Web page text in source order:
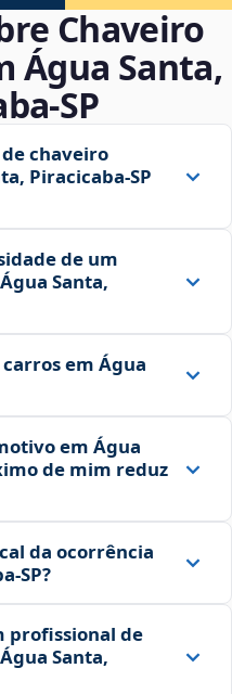
Chaveiro
Água Santa,
chaveiro
Piracicaba‑SP
de um
Santa,
em Água
em Água
de mim reduz
da ocorrência
profissional de
Santa,